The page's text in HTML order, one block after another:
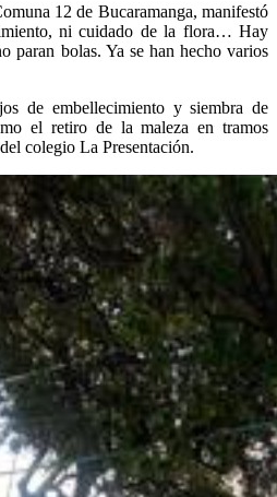
12 de Bucaramanga, manifestó
ni cuidado de la flora… Hay
paran bolas. Ya se han hecho varios
de embellecimiento y siembra de
el retiro de la maleza en tramos
colegio La Presentación.